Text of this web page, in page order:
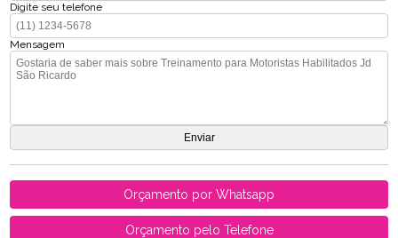
Digite seu telefone
Mensagem
Orçamento por Whatsapp
Orçamento pelo Telefone